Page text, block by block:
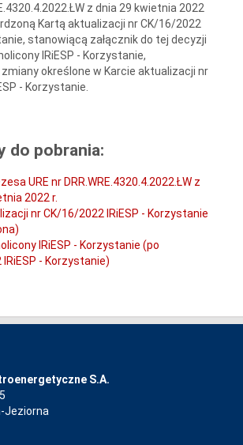
z dnia 29 kwietnia 2022
Kartą aktualizacji nr CK/16/2022
stanowiącą załącznik do tej decyzji
IRiESP - Korzystanie,
określone w Karcie aktualizacji nr
- Korzystanie.
do pobrania:
URE nr DRR.WRE.4320.4.2022.ŁW z
2022 r.
nr CK/16/2022 IRiESP - Korzystanie
IRiESP - Korzystanie (po
- Korzystanie)
S.A.
Jeziorna